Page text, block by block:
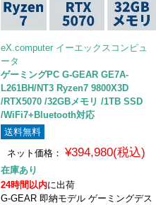
eX.computer イーエックスコンピュ
ータ
ゲーミングPC G-GEAR GE7A-
L261BH/NT3 Ryzen7 9800X3D
/RTX5070 /32GBメモリ /1TB SSD
/WiFi7+Bluetooth対応
送料無料
ネット価格：
¥394,980(税込)
在庫あり
24時間以内に出荷
G-GEAR 即納モデル ゲーミングデス